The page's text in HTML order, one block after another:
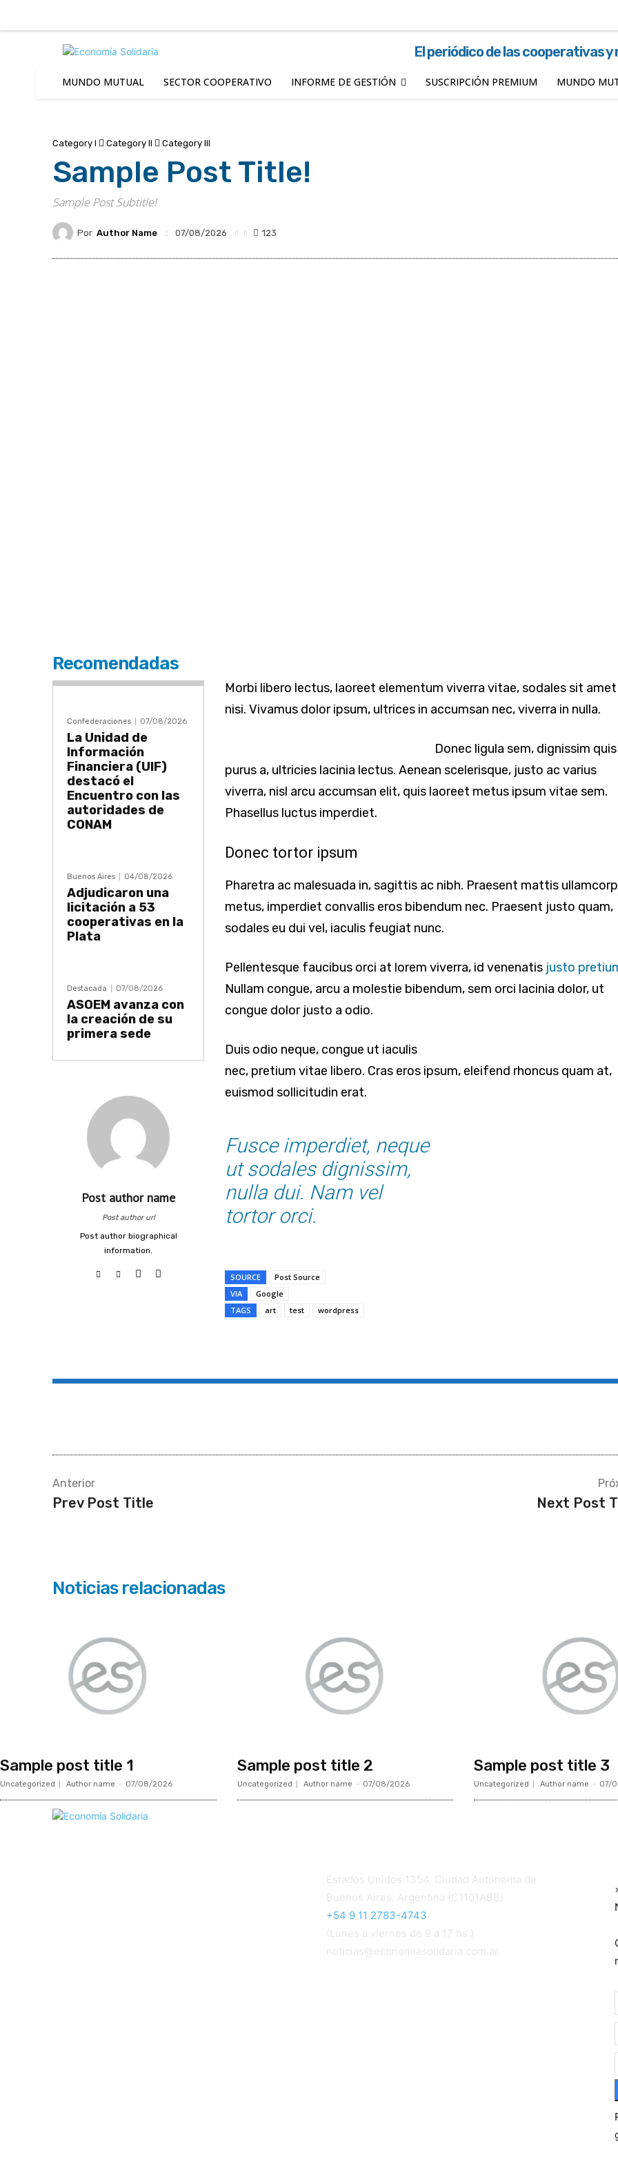
El periódico de las cooperativas
MUNDO MUTUAL SECTOR COOPERATIVO INFORME DE GESTIÓN SUSCRIPCIÓN PREMIUM MUNDO
Category I Category II Category III
Sample Post Title!
Sample Post Subtitle!
Por Author Name 07/08/2026 123
Recomendadas
Confederaciones 07/08/2026
La Unidad de
Información
Financiera (UIF)
destacó el
Encuentro con las
autoridades de
CONAM
Buenos Aires 04/08/2026
Adjudicaron una
licitación a 53
cooperativas en la
Plata
Destacada 07/08/2026
ASOEM avanza con
la creación de su
primera sede
Post author name
Post author url
Post author biographical
information.
Morbi libero lectus, laoreet elementum viverra vitae, sodales sit amet
nisi. Vivamus dolor ipsum, ultrices in accumsan nec, viverra in nulla.
Donec ligula sem, dignissim quis
purus a, ultricies lacinia lectus. Aenean scelerisque, justo ac varius
viverra, nisl arcu accumsan elit, quis laoreet metus ipsum vitae sem.
Phasellus luctus imperdiet.
Donec tortor ipsum
Pharetra ac malesuada in, sagittis ac nibh. Praesent mattis
metus, imperdiet convallis eros bibendum nec. Praesent justo quam,
sodales eu dui vel, iaculis feugiat nunc.
Pellentesque faucibus orci at lorem viverra, id venenatis justo
Nullam congue, arcu a molestie bibendum, sem orci lacinia dolor, ut
congue dolor justo a odio.
Duis odio neque, congue ut iaculis
nec, pretium vitae libero. Cras eros ipsum, eleifend rhoncus quam at,
euismod sollicitudin erat.
Fusce imperdiet, neque
ut sodales dignissim,
nulla dui. Nam vel
tortor orci.
SOURCE
Post Source
VIA
Google
TAGS
art test wordpress
Anterior
Prev Post Title Next Post
Noticias relacionadas
Sample post title 1
Uncategorized Author name - 07/08/2026
Sample post title 2
Uncategorized Author name - 07/08/2026
Sample post title 3
Uncategorized Author name - 07/
Estados Unidos 1354, Ciudad Autónoma de
Buenos Aires, Argentina (C1101ABB)
+54 9 11 2783-4743
(Lunes a viernes de 9 a 17 hs.)
noticias@economiasolidaria.com.ar